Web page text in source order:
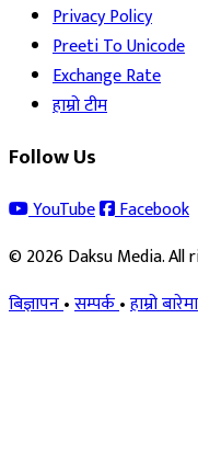
Privacy Policy
Preeti To Unicode
Exchange Rate
हाम्रो टीम
Follow Us
YouTube
Facebook
© 2026 Daksu Media. All
बिज्ञापन•सम्पर्क•हाम्रो बारेमा